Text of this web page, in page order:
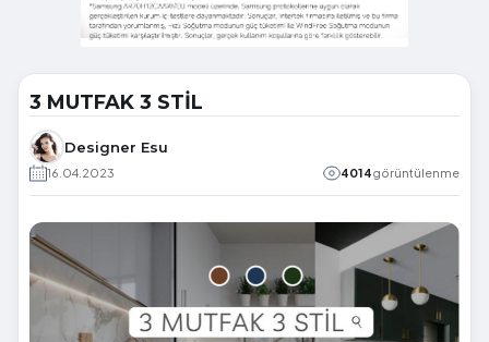
3 MUTFAK 3 STİL
Designer Esu
16.04.2023 4014görüntülenme